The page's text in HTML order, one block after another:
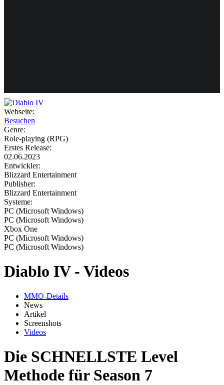
Webseite:
Besuchen
Genre:
Role-playing (RPG)
Erstes Release:
02.06.2023
Entwickler:
Blizzard Entertainment
Publisher:
Blizzard Entertainment
Systeme:
PC (Microsoft Windows)
PC (Microsoft Windows)
Xbox One
PC (Microsoft Windows)
PC (Microsoft Windows)
Diablo IV - Videos
MMO-Details
News
Artikel
Screenshots
Videos
Die SCHNELLSTE Level
Methode für Season 7